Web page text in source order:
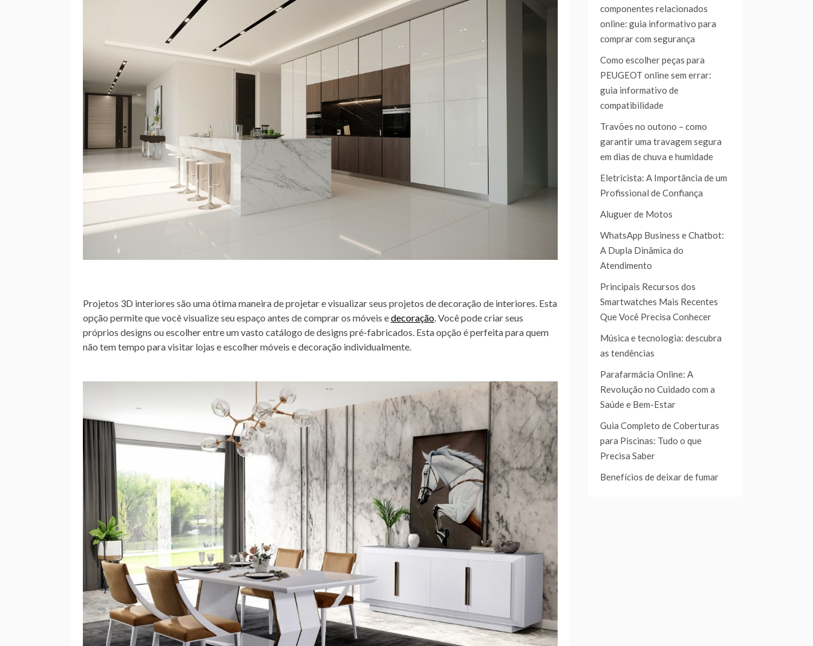
Projetos 3D interiores são uma ótima maneira de projetar e visualizar seus projetos de decoração de interiores. Esta
opção permite que você visualize seu espaço antes de comprar os móveis edecoração . Você pode criar seus
próprios designs ou escolher entre um vasto catálogo de designs pré-fabricados. Esta opção é perfeita para quem
não tem tempo para visitar lojas e escolher móveis e decoração individualmente.
componentes relacionados
online: guia informativo para
comprar com segurança
Como escolher peças para
PEUGEOT online sem errar:
guia informativo de
compatibilidade
Travões no outono – como
garantir uma travagem segura
em dias de chuva e humidade
Eletricista: A Importância de um
Profissional de Confiança
Aluguer de Motos
WhatsApp Business e Chatbot:
A Dupla Dinâmica do
Atendimento
Principais Recursos dos
Smartwatches Mais Recentes
Que Você Precisa Conhecer
Música e tecnologia: descubra
as tendências
Parafarmácia Online: A
Revolução no Cuidado com a
Saúde e Bem-Estar
Guia Completo de Coberturas
para Piscinas: Tudo o que
Precisa Saber
Benefícios de deixar de fumar